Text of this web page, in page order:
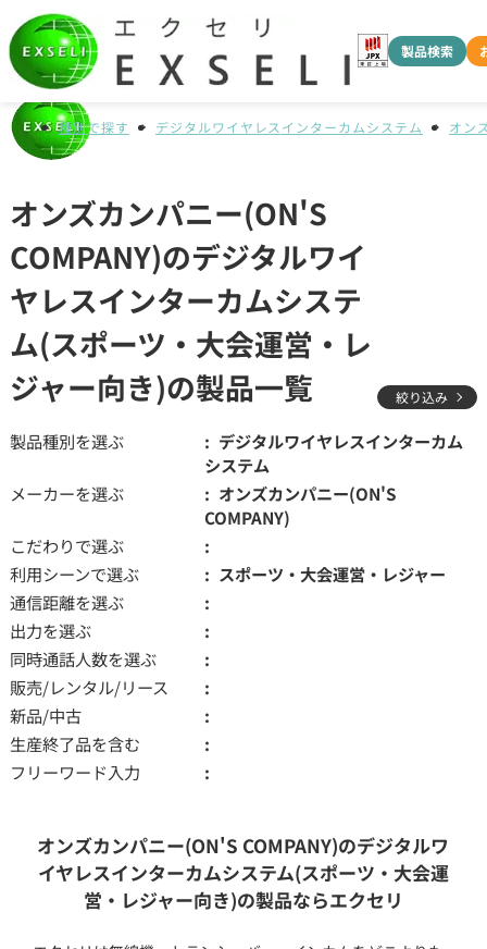
製品検索
種別で探す デジタルワイヤレスインターカムシステム オン
オンズカンパニー(ON'S
COMPANY)のデジタルワイ
ヤレスインターカムシステ
ム(スポーツ・大会運営・レ
ジャー向き)の製品一覧
絞り込み
製品種別を選ぶ
デジタルワイヤレスインターカム
システム
メーカーを選ぶ
オンズカンパニー(ON'S
COMPANY)
こだわりで選ぶ
利用シーンで選ぶ
スポーツ・大会運営・レジャー
通信距離を選ぶ
出力を選ぶ
同時通話人数を選ぶ
販売/レンタル/リース
新品/中古
生産終了品を含む
フリーワード入力
オンズカンパニー(ON'S COMPANY)のデジタルワ
イヤレスインターカムシステム(スポーツ・大会運
営・レジャー向き)の製品ならエクセリ